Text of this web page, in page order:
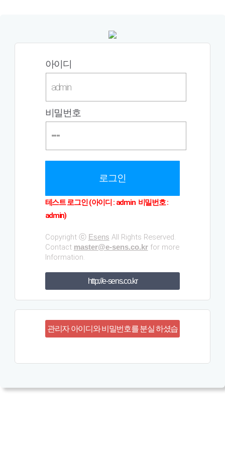
아이디
비밀번호
로그인
테스트 로그인 (아이디 : admin 비밀번호 :
admin)
Copyright ⓒ Esens All Rights Reserved.
Contact master@e-sens.co.krfor more
Information.
http://e-sens.co.kr
관리자 아이디와 비밀번호를 분실 하셨습